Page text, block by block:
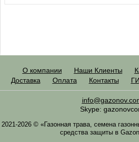
О компании Наши Клиенты
Доставка
Оплата Контакты
Skype:
2021-2026 © «Газонная трава, семена
средства защиты в